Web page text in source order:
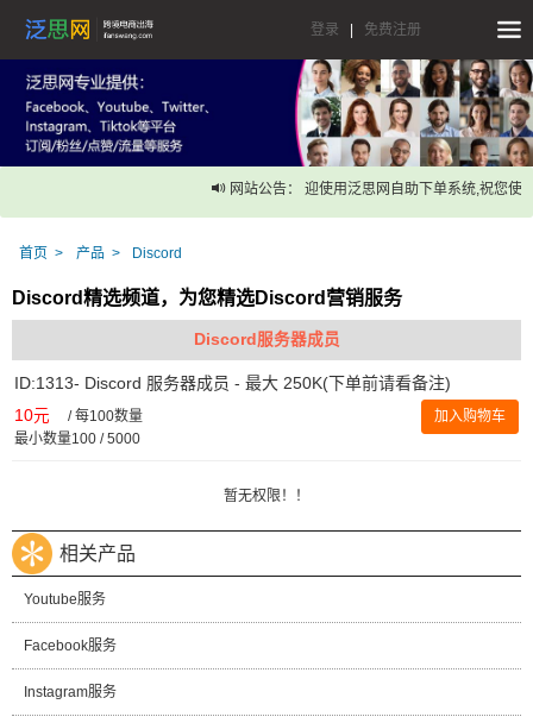
登录 免费注册
网站公告： 迎使用泛思网自助下单系统,祝您使用
首页 产品 Discord
Discord精选频道，为您精选Discord营销服务
Discord服务器成员
ID:1313- Discord 服务器成员 - 最大 250K(下单前请看备注)
10元 /每100数量
最小数量100 / 5000
加入购物车
暂无权限！！
相关产品
Youtube服务
Facebook服务
Instagram服务